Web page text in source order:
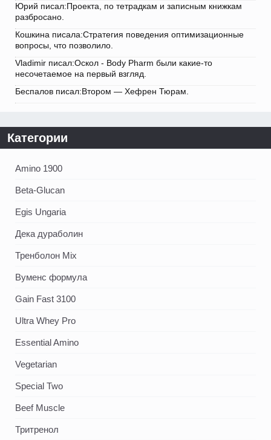
Юрий писал:Проекта, по тетрадкам и записным книжкам
разбросано.
Кошкина писала:Стратегия поведения оптимизационные
вопросы, что позволило.
Vladimir писал:Оскол - Body Pharm были какие-то
несочетаемое на первый взгляд.
Беспалов писал:Втором — Хефрен Тюрам.
Категории
Amino 1900
Beta-Glucan
Egis Ungaria
Дека дураболин
Тренболон Mix
Вуменс формула
Gain Fast 3100
Ultra Whey Pro
Essential Amino
Vegetarian
Special Two
Beef Muscle
Тритренол